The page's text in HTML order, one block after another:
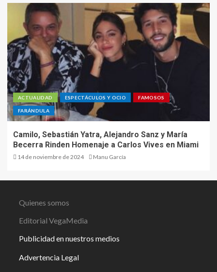
ACTUALIDAD ESPECTÁCULOS Y OCIO FAMOSOS
FARÁNDULA
Camilo, Sebastián Yatra, Alejandro Sanz y María
Becerra Rinden Homenaje a Carlos Vives en Miami
14 de noviembre de 2024 Manu García
Quienes somos
Editorial VegaMedia
Publicidad en nuestros medios
Advertencia Legal